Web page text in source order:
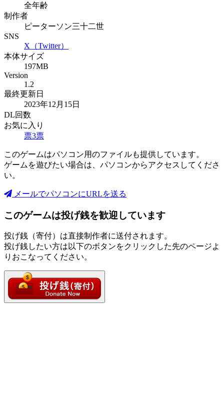
全年齢
制作者
ピーターソン三十二世
SNS
X（Twitter）
本体サイズ
197MB
Version
1.2
最終更新日
2023年12月15日
DL回数
お気に入り
票3票
このゲームはパソコン用のファイルも提供しています。
ゲームを遊びたい場合は、パソコンからアクセスしてくださ
い。
メールでパソコンにURLを送る
このゲームは投げ銭を歓迎しています
投げ銭（寄付）は直接制作者に送付されます。
投げ銭したい方は以下のボタンをクリックした先のページよ
りおこなってください。